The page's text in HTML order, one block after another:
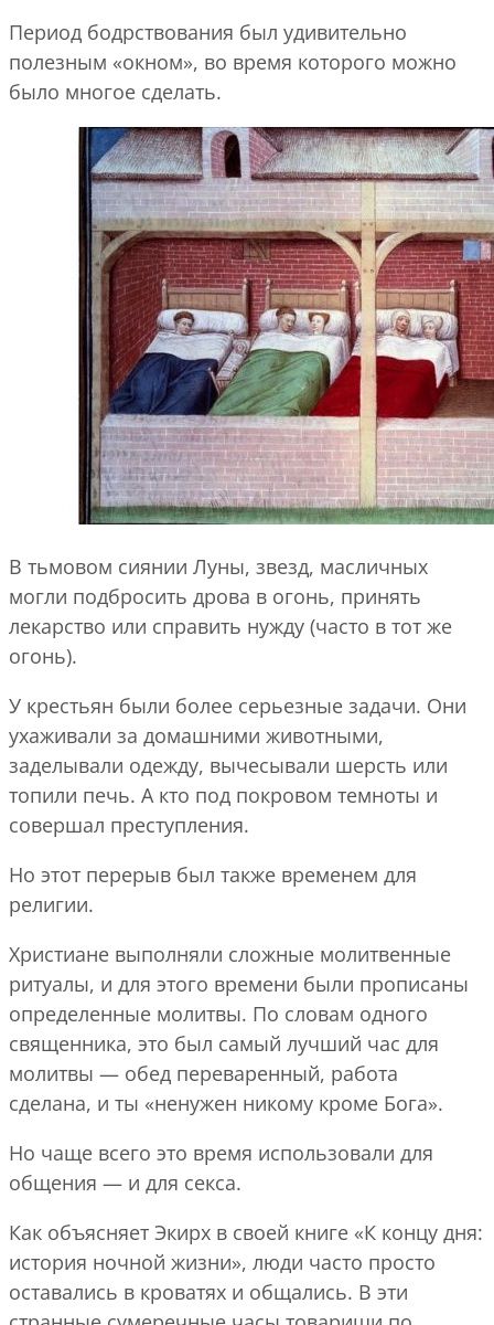
Период бодрствования был удивительно
полезным «окном», во время которого можно
было многое сделать.
В тьмовом сиянии Луны, звезд, масличных
могли подбросить дрова в огонь, принять
лекарство или справить нужду (часто в тот же
огонь).
У крестьян были более серьезные задачи. Они
ухаживали за домашними животными,
заделывали одежду, вычесывали шерсть или
топили печь. А кто под покровом темноты и
совершал преступления.
Но этот перерыв был также временем для
религии.
Христиане выполняли сложные молитвенные
ритуалы, и для этого времени были прописаны
определенные молитвы. По словам одного
священника, это был самый лучший час для
молитвы — обед переваренный, работа
сделана, и ты «ненужен никому кроме Бога».
Но чаще всего это время использовали для
общения — и для секса.
Как объясняет Экирх в своей книге «К концу дня:
история ночной жизни», люди часто просто
оставались в кроватях и общались. В эти